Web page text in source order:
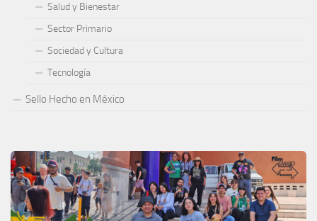
Salud y Bienestar
Sector Primario
Sociedad y Cultura
Tecnología
Sello Hecho en México